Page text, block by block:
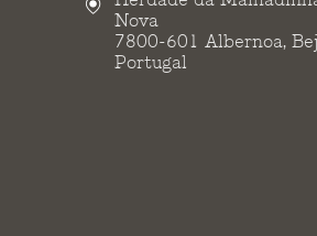
Nova
7800-601 Albernoa,
Portugal